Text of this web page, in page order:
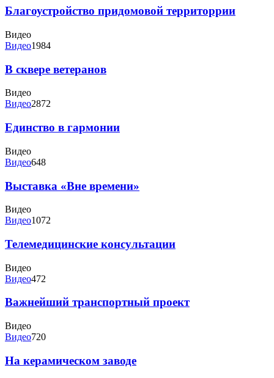
Благоустройство придомовой территоррии
Видео
Видео1984
В сквере ветеранов
Видео
Видео2872
Единство в гармонии
Видео
Видео648
Выставка «Вне времени»
Видео
Видео1072
Телемедицинские консультации
Видео
Видео472
Важнейший транспортный проект
Видео
Видео720
На керамическом заводе